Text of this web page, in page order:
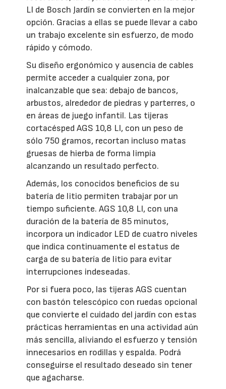
LI de Bosch Jardín se convierten en la mejor
opción. Gracias a ellas se puede llevar a cabo
un trabajo excelente sin esfuerzo, de modo
rápido y cómodo.
Su diseño ergonómico y ausencia de cables
permite acceder a cualquier zona, por
inalcanzable que sea: debajo de bancos,
arbustos, alrededor de piedras y parterres, o
en áreas de juego infantil. Las tijeras
cortacésped AGS 10,8 LI, con un peso de
sólo 750 gramos, recortan incluso matas
gruesas de hierba de forma limpia
alcanzando un resultado perfecto.
Además, los conocidos beneficios de su
batería de litio permiten trabajar por un
tiempo suficiente. AGS 10,8 LI, con una
duración de la batería de 85 minutos,
incorpora un indicador LED de cuatro niveles
que indica continuamente el estatus de
carga de su batería de litio para evitar
interrupciones indeseadas.
Por si fuera poco, las tijeras AGS cuentan
con bastón telescópico con ruedas opcional
que convierte el cuidado del jardín con estas
prácticas herramientas en una actividad aún
más sencilla, aliviando el esfuerzo y tensión
innecesarios en rodillas y espalda. Podrá
conseguirse el resultado deseado sin tener
que agacharse.